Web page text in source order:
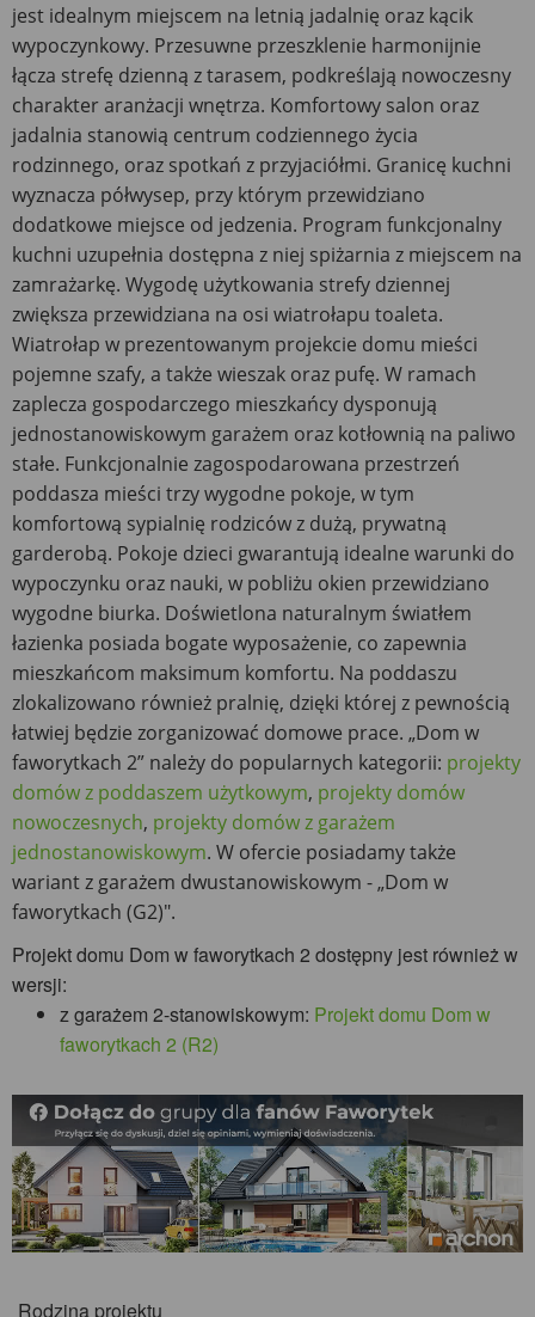
jest idealnym miejscem na letnią jadalnię oraz kącik
wypoczynkowy. Przesuwne przeszklenie harmonijnie
łącza strefę dzienną z tarasem, podkreślają nowoczesny
charakter aranżacji wnętrza. Komfortowy salon oraz
jadalnia stanowią centrum codziennego życia
rodzinnego, oraz spotkań z przyjaciółmi. Granicę kuchni
wyznacza półwysep, przy którym przewidziano
dodatkowe miejsce od jedzenia. Program funkcjonalny
kuchni uzupełnia dostępna z niej spiżarnia z miejscem na
zamrażarkę. Wygodę użytkowania strefy dziennej
zwiększa przewidziana na osi wiatrołapu toaleta.
Wiatrołap w prezentowanym projekcie domu mieści
pojemne szafy, a także wieszak oraz pufę. W ramach
zaplecza gospodarczego mieszkańcy dysponują
jednostanowiskowym garażem oraz kotłownią na paliwo
stałe. Funkcjonalnie zagospodarowana przestrzeń
poddasza mieści trzy wygodne pokoje, w tym
komfortową sypialnię rodziców z dużą, prywatną
garderobą. Pokoje dzieci gwarantują idealne warunki do
wypoczynku oraz nauki, w pobliżu okien przewidziano
wygodne biurka. Doświetlona naturalnym światłem
łazienka posiada bogate wyposażenie, co zapewnia
mieszkańcom maksimum komfortu. Na poddaszu
zlokalizowano również pralnię, dzięki której z pewnością
łatwiej będzie zorganizować domowe prace. „Dom w
faworytkach 2” należy do popularnych kategorii: projekty
domów z poddaszem użytkowym, projekty domów
nowoczesnych, projekty domów z garażem
jednostanowiskowym. W ofercie posiadamy także
wariant z garażem dwustanowiskowym - „Dom w
faworytkach (G2)".
Projekt domu Dom w faworytkach 2 dostępny jest również w
wersji:
z garażem 2-stanowiskowym: Projekt domu Dom w
faworytkach 2 (R2)
Rodzina projektu